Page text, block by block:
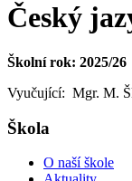
Český
Školní rok: 2025/26
Vyučující: Mgr. M.
Škola
O naší škole